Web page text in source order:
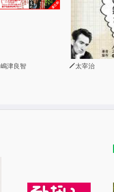
嶋津良智 太宰治